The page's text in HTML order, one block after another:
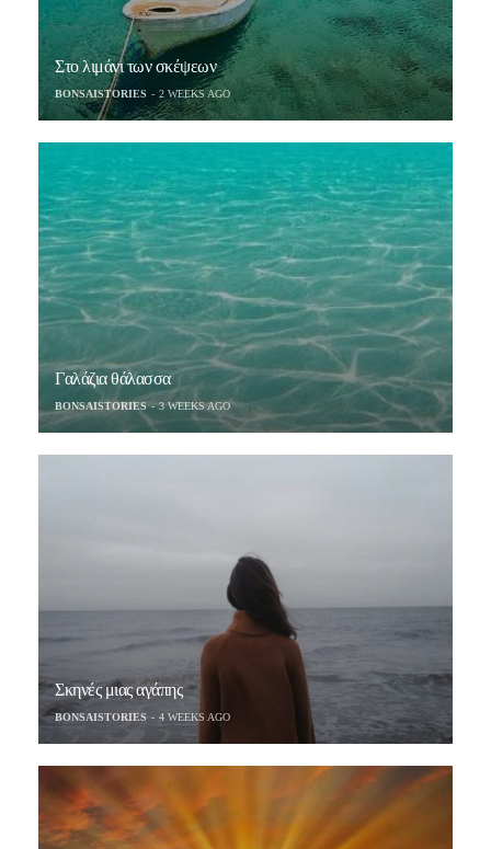
Στο λιμάνι των σκέψεων
BONSAISTORIES 2 WEEKS AGO
Γαλάζια θάλασσα
BONSAISTORIES 3 WEEKS AGO
Σκηνές μιας αγάπης
BONSAISTORIES 4 WEEKS AGO